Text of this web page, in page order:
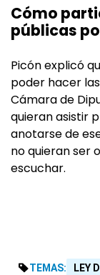
Cómo
públicas
Picón explicó
poder hacer
Cámara de
quieran asistir
anotarse de
no quieran ser
escuchar.
TEMAS: LEY